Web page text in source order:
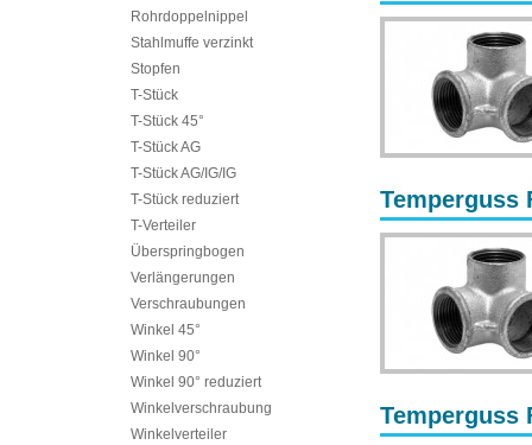
Temperguss
Temperguss
Rohrdoppelnippel
Stahlmuffe verzinkt
Stopfen
T-Stück
T-Stück 45°
T-Stück AG
T-Stück AG/IG/IG
T-Stück reduziert
T-Verteiler
Überspringbogen
Verlängerungen
Verschraubungen
Winkel 45°
Winkel 90°
Winkel 90° reduziert
Winkelverschraubung
Winkelverteiler